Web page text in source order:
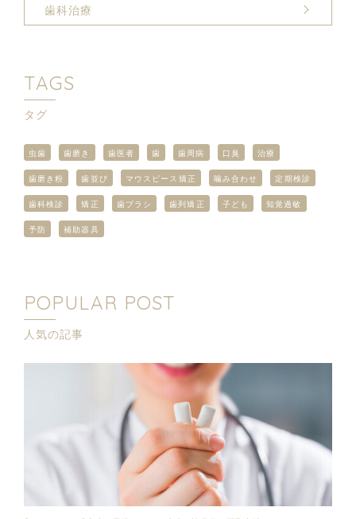
歯科治療
TAGS
タグ
虫歯 歯磨き 歯医者 歯 歯周病 口臭 治療
歯磨き粉 歯並び マウスピース矯正 噛み合わせ 定期検診
歯科検診 矯正 歯ブラシ 歯列矯正 子ども 知覚過敏
予防 補助器具
POPULAR POST
人気の記事